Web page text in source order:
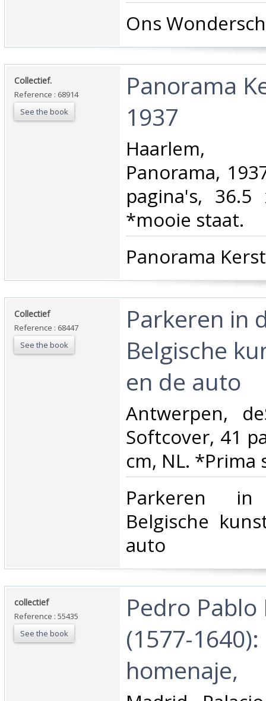
‎Ons
‎Collectief.‎
Reference : 68914
See the book
‎Panorama
1937 ‎
‎Haarlem,
Panorama,
pagina's,
*mooie staat.‎
‎Panorama
‎Collectief‎
Reference : 68447
See the book
‎Parkeren in
Belgische
en de auto ‎
‎Antwerpen,
Softcover, 41
cm, NL. *Prima
‎Parkeren
Belgische
auto ‎
‎collectief‎
Reference : 55435
See the book
‎Pedro Pablo
(1577-
homenaje, ‎